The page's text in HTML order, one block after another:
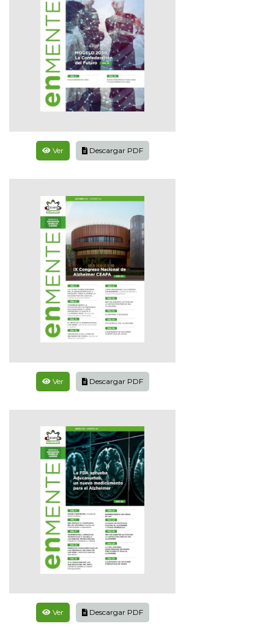
Ver Descargar PDF
Ver Descargar PDF
Ver Descargar PDF